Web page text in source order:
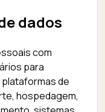
dados
com
para
de
hospedagem,